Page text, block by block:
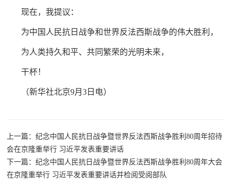
防
空
空
国
智
国
防
智
库
英
雄
现在，我提议：
为中国人民抗日战争和世界反法西斯战争的伟大胜利，
为人类持久和平、共同繁荣的光明未来，
干杯！
（新华社北京9月3日电）
上一篇：纪念中国人民抗日战争暨世界反法西斯战争胜利80周年招待
会在京隆重举行 习近平发表重要讲话
下一篇：纪念中国人民抗日战争暨世界反法西斯战争胜利80周年大会
在京隆重举行 习近平发表重要讲话并检阅受阅部队